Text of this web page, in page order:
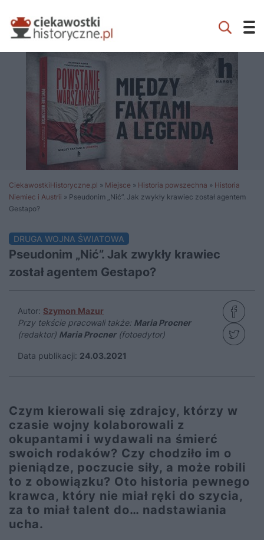
CiekawostkiHistoryczne.pl » Miejsce » Historia powszechna » Historia
Niemiec i Austrii » Pseudonim „Nić”. Jak zwykły krawiec został agentem
Gestapo?
DRUGA WOJNA ŚWIATOWA
Pseudonim „Nić”. Jak zwykły krawiec
został agentem Gestapo?
Autor: Szymon Mazur
Przy tekście pracowali także: Maria Procner
(redaktor) Maria Procner(fotoedytor)
Data publikacji: 24.03.2021
Czym kierowali się zdrajcy, którzy w
czasie wojny kolaborowali z
okupantami i wydawali na śmierć
swoich rodaków? Czy chodziło im o
pieniądze, poczucie siły, a może robili
to z obowiązku? Oto historia pewnego
krawca, który nie miał ręki do szycia,
za to miał talent do… nadstawiania
ucha.